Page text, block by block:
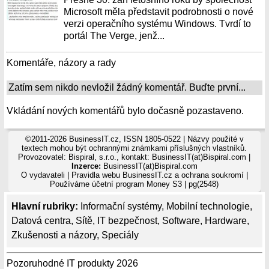
Hlavní rubriky: Informační systémy, Mobilní technologie,
Datová centra, Sítě, IT bezpečnost, Software, Hardware,
Zkušenosti a názory, Speciály
Pozoruhodné IT produkty 2026
Microsoft měla představit podrobnosti o nové
verzi operačního systému Windows. Tvrdí to
portál The Verge, jenž...
Komentáře, názory a rady
Zatím sem nikdo nevložil žádný komentář. Buďte první...
Vkládání nových komentářů bylo dočasně pozastaveno.
©2011-2026 BusinessIT.cz, ISSN 1805-0522 | Názvy použité v
textech mohou být ochrannými známkami příslušných vlastníků.
Provozovatel: Bispiral, s.r.o., kontakt: BusinessIT(at)Bispiral.com |
Inzerce: BusinessIT(at)Bispiral.com
O vydavateli
Pravidla webu BusinessIT.cz a ochrana soukromí|
Používámeúčetní program Money S3 | pg(2548)